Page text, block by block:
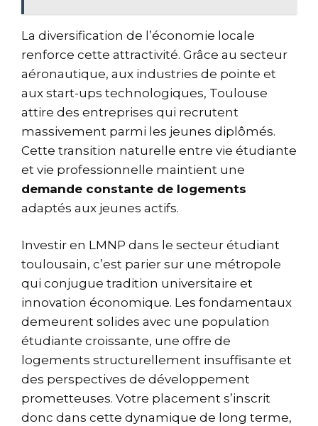
La diversification de l’économie locale
renforce cette attractivité. Grâce au secteur
aéronautique, aux industries de pointe et
aux start-ups technologiques, Toulouse
attire des entreprises qui recrutent
massivement parmi les jeunes diplômés.
Cette transition naturelle entre vie étudiante
et vie professionnelle maintient une
demande constante de logements
adaptés aux jeunes actifs.
Investir en LMNP dans le secteur étudiant
toulousain, c’est parier sur une métropole
qui conjugue tradition universitaire et
innovation économique. Les fondamentaux
demeurent solides avec une population
étudiante croissante, une offre de
logements structurellement insuffisante et
des perspectives de développement
prometteuses. Votre placement s’inscrit
donc dans cette dynamique de long terme,